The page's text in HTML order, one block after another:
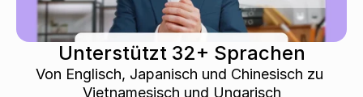
Unterstützt 32+ Sprachen
Von Englisch, Japanisch und Chinesisch zu
Vietnamesisch und Ungarisch